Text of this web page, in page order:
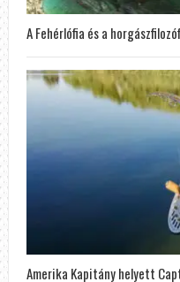
A Fehérlófia és a
Amerika Kapitány helyett